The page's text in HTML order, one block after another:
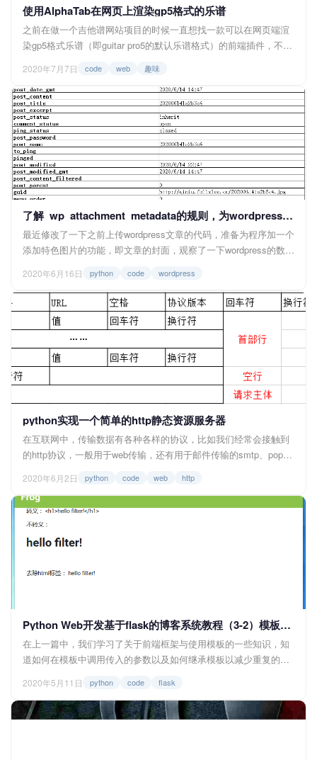
使用AlphaTab在网页上渲染gp5格式的乐谱
之前在做一个吉他谱网站项目的时候一直想找一款可以在网页端渲
染gp5格式乐谱（即guitar pro5的默认乐谱格式）的前端插件，不过
发现了一个非常不错的插件“AlphaTab”，它支持在网页端渲染乐
谱，采用SVG绘制；它不仅支持gp5，也同样支持gp3、gp4、gpx，
还支持一种专门为AlphaTab创造的用文本表示的乐谱格式。除了
在...
2020年7月7日 code web 趣味
了解_wp_attachment_metadata的规则，为wordpress的媒体库上传图片吧
最近修改了一下之前上传wordpress文章的代码，准备为程序加一个
添加特色图片的功能，即文章的封面，观察了一下wordpress的数据
为文章的封面，所以下面就跟大家分享一下这之间的一些记录。 一
张图片要上传到wordpress的媒体库，需要在数据库添加两条记录。
一是在wp_post...
2020年6月16日 python code wordpress
python实现一个简单的http静态资源服务器
在互联网中，传输数据有各种各样的协议，比如我们经常会接触到
的http协议，一般用于web传输，还有用于邮件传输的smtp、pop3
应用层协议，是基于位于传输层的TCP协议封装的，所以今天我们
要来尝试使用python的内置库与模块基于TCP用http协议规范实现
一个类似apache的静态资源服务器。 一...
2020年6月2日 python code web http
Python Web开发基于flask的博客系统教程（3-2）模板渲染的更多操作
在上一篇中，我们学习了关于前端框架与使用模板的一些知识，知
道如何在模板中调用传入的参数以及如何继承模板以减少重复的代
进行一些判断与操作，所以这一篇我们来深入了解一下flask在渲染
模板时的一些其他操作 一、模板接受的数据类型 在python中数据
有各种各样的类...
2020年5月11日 python code flask